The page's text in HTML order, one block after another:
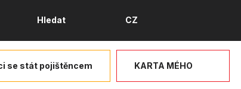
Hledat Jazyk
CZ
se stát pojištěncem KARTA MÉHO